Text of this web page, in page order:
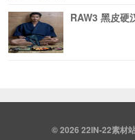
RAW3 黑皮硬
© 2026 22IN-22素材